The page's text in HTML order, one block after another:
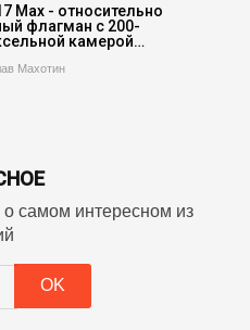
Max - относительно
флагман с 200-
камерой…
Махотин
самом интересном из